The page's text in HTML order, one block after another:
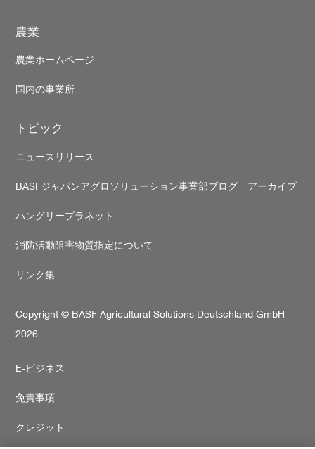
農業
農業ホームページ
国内の事業所
トピック
ニュースリリース
BASFジャパンアグロソリューション事業部ブログ アーカイブ
ハングリープラネット
消防活動阻害物質指定について
リンク集
Copyright © BASF Agricultural Solutions Deutschland GmbH
2026
Secondary
E-ビジネス
免責事項
クレジット